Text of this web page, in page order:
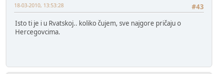
#43
18-03-2010, 13:53:28
Isto ti je i u Rvatskoj.. koliko čujem, sve najgore pričaju o
Hercegovcima.